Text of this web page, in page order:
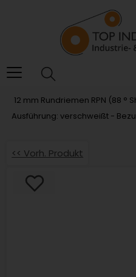
das
Barrierefreiheitsmenü
12 mm Rundriemen RPN (88 °
Ausführung: verschweißt -
<< Vorh. Produkt